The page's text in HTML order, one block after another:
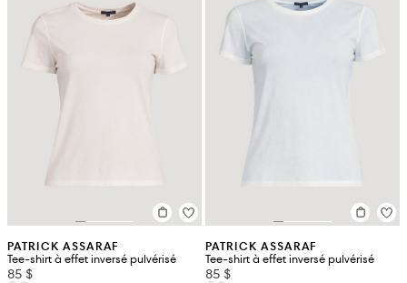
PATRICK ASSARAF
Tee-shirt à effet inversé pulvérisé
85 $
PATRICK ASSARAF
Tee-shirt à effet inversé pulvérisé
85 $